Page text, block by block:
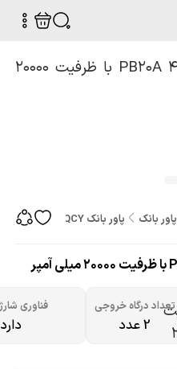
پاور بانک پاور بانک QCY مدل PB20A 45W با ظرفیت 20000 میلی آمپر
تعداد درگاه خروجی
2 عدد
فناوری
دارد